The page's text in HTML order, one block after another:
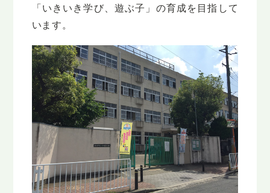
「いきいき学び、遊ぶ子」の育成を目指して
います。